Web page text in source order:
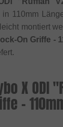
in 110mm
montiert
On Griffe -
X ODI
-